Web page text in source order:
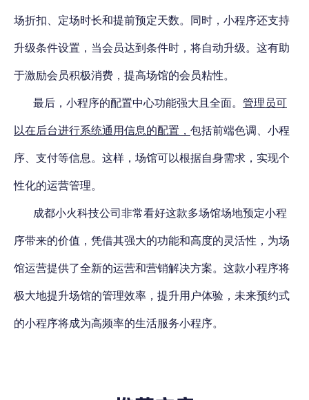
场折扣、定场时长和提前预定天数。同时，小程序还支持
升级条件设置，当会员达到条件时，将自动升级。这有助
于激励会员积极消费，提高场馆的会员粘性。
最后，小程序的配置中心功能强大且全面。 管理员可
以在后台进行系统通用信息的配置， 包括前端色调、小程
序、支付等信息。这样，场馆可以根据自身需求，实现个
性化的运营管理。
成都小火科技公司非常看好这款多场馆场地预定小程
序带来的价值，凭借其强大的功能和高度的灵活性，为场
馆运营提供了全新的运营和营销解决方案。 这款小程序将
极大地提升场馆的管理效率，提升用户体验，未来预约式
的小程序将成为高频率的生活服务小程序。